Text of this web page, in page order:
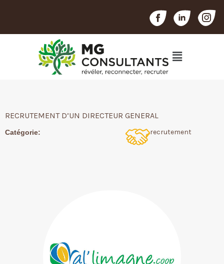
RECRUTEMENT D’UN DIRECTEUR GENERAL
Catégorie: recrutement